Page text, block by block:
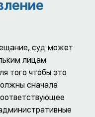
суд может
лицам
того чтобы это
сначала